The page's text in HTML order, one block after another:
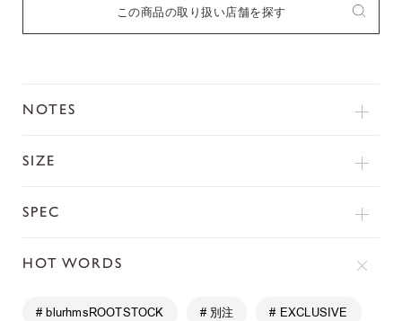
この商品の取り扱い店舗を探す
NOTES
SIZE
SPEC
HOT WORDS
# blurhmsROOTSTOCK # 別注 # EXCLUSIVE